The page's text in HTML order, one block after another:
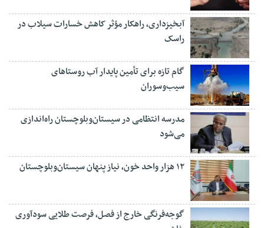
آبخیزداری، راهکار مؤثر کاهش خسارات سیلاب در
راسک
گام تازه برای تأمین پایدار آب روستاهای
سیب‌وسوران
مدرسه انتظامی در سیستان‌وبلوچستان راه‌اندازی
می‌شود
۱۲ هزار واحد خون، نیاز پنهان سیستان‌وبلوچستان
گوجه‌فرنگی خارج از فصل، فرصت طلایی سودآوری